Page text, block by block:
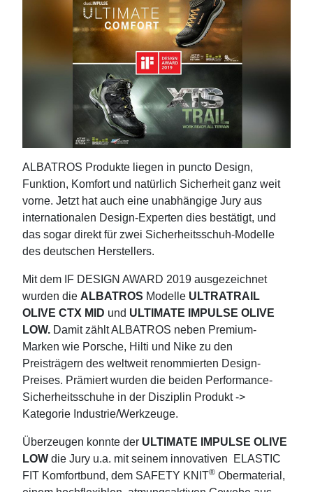
ALBATROS Produkte liegen in puncto Design,
Funktion, Komfort und natürlich Sicherheit ganz weit
vorne. Jetzt hat auch eine unabhängige Jury aus
internationalen Design-Experten dies bestätigt, und
das sogar direkt für zwei Sicherheitsschuh-Modelle
des deutschen Herstellers.
Mit dem IF DESIGN AWARD 2019 ausgezeichnet
wurden die ALBATROS Modelle ULTRATRAIL
OLIVE CTX MID und ULTIMATE IMPULSE OLIVE
LOW. Damit zählt ALBATROS neben Premium-
Marken wie Porsche, Hilti und Nike zu den
Preisträgern des weltweit renommierten Design-
Preises. Prämiert wurden die beiden Performance-
Sicherheitsschuhe in der Disziplin Produkt ->
Kategorie Industrie/Werkzeuge.
Überzeugen konnte der ULTIMATE IMPULSE OLIVE
LOW die Jury u.a. mit seinem innovativen ELASTIC
FIT Komfortbund, dem SAFETY KNIT® Obermaterial,